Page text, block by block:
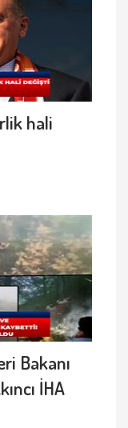
hali
Bakanı
İHA